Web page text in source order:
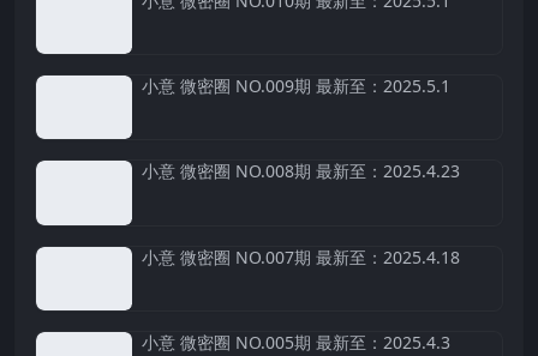
小意 微密圈 NO.009期 最新至：2025.5.1
小意 微密圈 NO.008期 最新至：2025.4.23
小意 微密圈 NO.007期 最新至：2025.4.18
小意 微密圈 NO.005期 最新至：2025.4.3